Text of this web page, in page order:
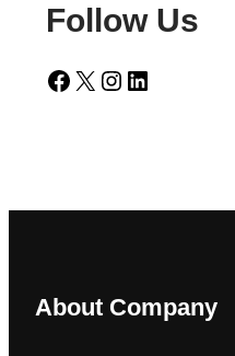
Follow Us
Facebook X Instagram LinkedIn
About Company